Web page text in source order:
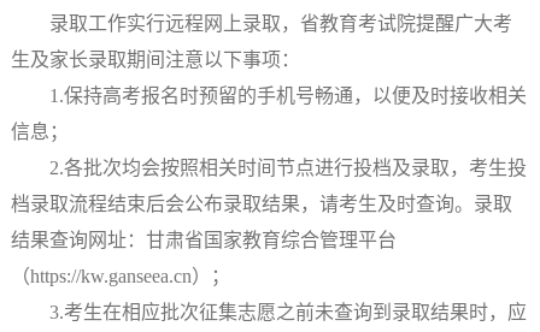
录取工作实行远程网上录取，省教育考试院提醒广大考
生及家长录取期间注意以下事项：
1.保持高考报名时预留的手机号畅通，以便及时接收相关
信息；
2.各批次均会按照相关时间节点进行投档及录取，考生投
档录取流程结束后会公布录取结果，请考生及时查询。录取
结果查询网址：甘肃省国家教育综合管理平台
（https://kw.ganseea.cn）；
3.考生在相应批次征集志愿之前未查询到录取结果时，应